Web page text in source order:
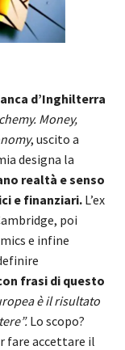
d’Inghilterra
Money,
, uscito a
designa la
realtà e senso
e finanziari.L’ex
poi
e infine
frasi di questo
è il risultato
Lo scopo?
fare accettare il